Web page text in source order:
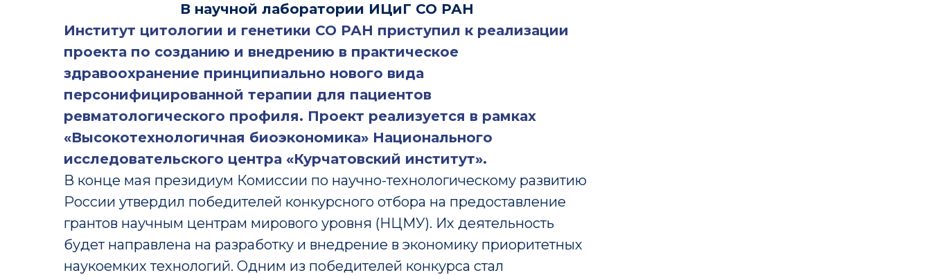
В научной лаборатории ИЦиГ СО РАН
Институт цитологии и генетики СО РАН приступил к реализации
проекта по созданию и внедрению в практическое
здравоохранение принципиально нового вида
персонифицированной терапии для пациентов
ревматологического профиля. Проект реализуется в рамках
«Высокотехнологичная биоэкономика» Национального
исследовательского центра «Курчатовский институт».
В конце мая президиум Комиссии по научно-технологическому развитию
России утвердил победителей конкурсного отбора на предоставление
грантов научным центрам мирового уровня (НЦМУ). Их деятельность
будет направлена на разработку и внедрение в экономику приоритетных
наукоемких технологий. Одним из победителей конкурса стал